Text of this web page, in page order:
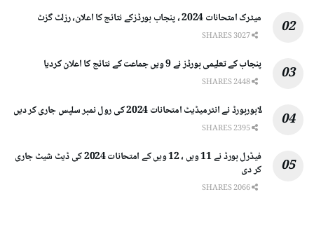
میٹرک امتحانات 2024 ، پنجاب بورڈزکے نتائج کا اعلان، رزلٹ گزٹ
پنجاب کے تعلیمی بورڈز نے 9 ویں جماعت کے نتائج کا اعلان کردیا
لاہوربورڈ نے انٹرمیڈیٹ امتحانات 2024 کی رول نمبر سلپس جاری کر دیں
فیڈرل بورڈ نے 11 ویں ، 12 ویں کے امتحانات 2024 کی ڈیٹ شیٹ جاری
کر دی